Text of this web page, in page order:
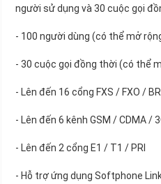
người sử dụng và 30 cuộc gọi
- 100 người dùng (có thể mở
- 30 cuộc gọi đồng thời (có thể
- Lên đến 16 cổng FXS / FXO / BRI
- Lên đến 6 kênh GSM / CDMA /
- Lên đến 2 cổng E1 / T1 / PRI
- Hỗ trợ ứng dụng Softphone